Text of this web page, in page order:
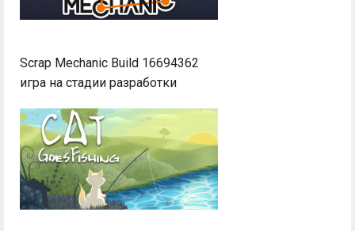
Scrap Mechanic Build 16694362
игра на стадии разработки